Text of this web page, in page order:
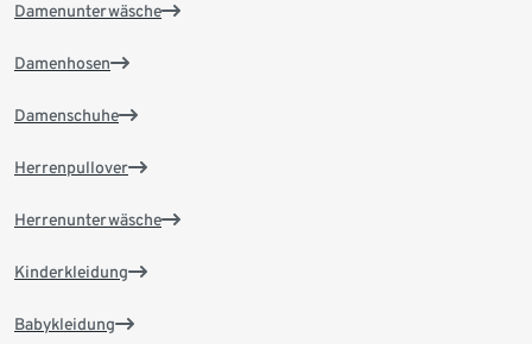
Damenunterwäsche
Damenhosen
Damenschuhe
Herrenpullover
Herrenunterwäsche
Kinderkleidung
Babykleidung